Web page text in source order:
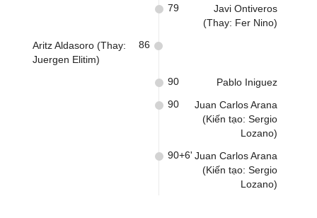
Javi Ontiveros
(Thay: Fer Nino)
79
Aritz Aldasoro (Thay:
Juergen Elitim)
86
Pablo Iniguez
90
Juan Carlos Arana
(Kiến tạo: Sergio
Lozano)
90
Juan Carlos Arana
(Kiến tạo: Sergio
Lozano)
90+6'